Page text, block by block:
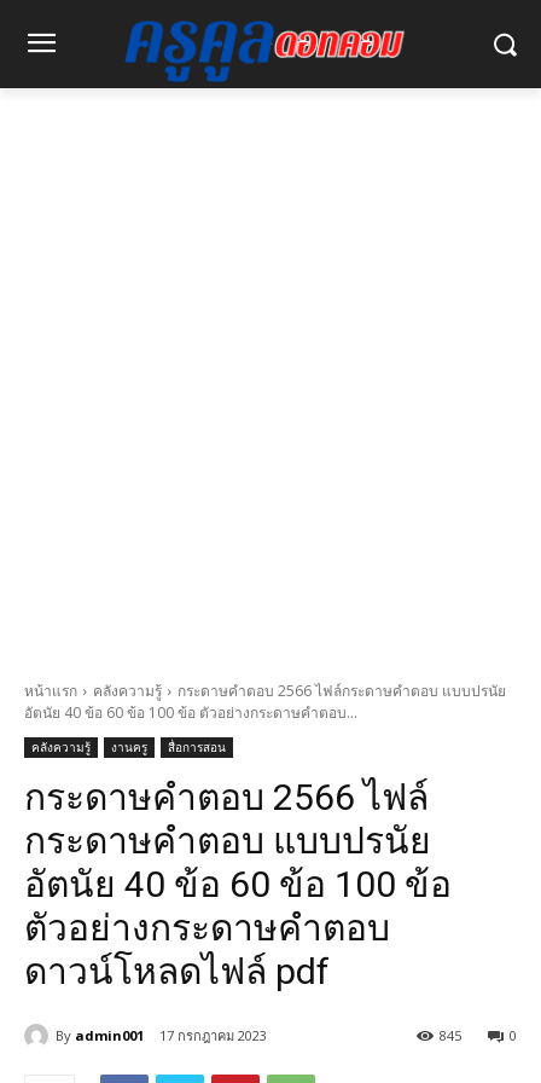
หน้าแรก คลังความรู้
กระดาษคำตอบ 2566 ไฟล์กระดาษคำตอบ แบบปรนัย
อัตนัย 40 ข้อ 60 ข้อ 100 ข้อ ตัวอย่างกระดาษคำตอบ...
คลังความรู้ งานครู สื่อการสอน
กระดาษคำตอบ 2566 ไฟล์
กระดาษคำตอบ แบบปรนัย
อัตนัย 40 ข้อ 60 ข้อ 100 ข้อ
ตัวอย่างกระดาษคำตอบ
ดาวน์โหลดไฟล์ pdf
By admin001 17 กรกฎาคม 2023 0
845